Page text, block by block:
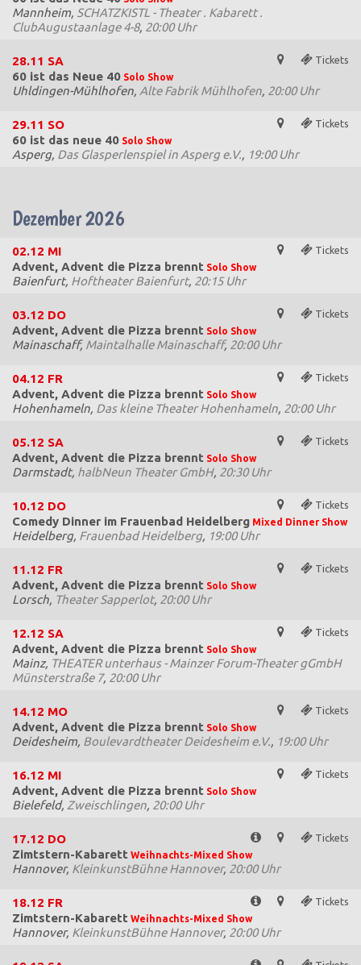
Mannheim, SCHATZKISTL - Theater . Kabarett .
ClubAugustaanlage 4-8, 20:00 Uhr
Tickets
28.11 SA
60 ist das Neue 40 Solo Show
Uhldingen-Mühlhofen, Alte Fabrik Mühlhofen, 20:00 Uhr
Tickets
29.11 SO
60 ist das neue 40 Solo Show
Asperg, Das Glasperlenspiel in Asperg e.V., 19:00 Uhr
Dezember 2026
Tickets
02.12 MI
Advent, Advent die Pizza brennt Solo Show
Baienfurt, Hoftheater Baienfurt, 20:15 Uhr
Tickets
03.12 DO
Advent, Advent die Pizza brennt Solo Show
Mainaschaff, Maintalhalle Mainaschaff, 20:00 Uhr
Tickets
04.12 FR
Advent, Advent die Pizza brennt Solo Show
Hohenhameln, Das kleine Theater Hohenhameln, 20:00 Uhr
Tickets
05.12 SA
Advent, Advent die Pizza brennt Solo Show
Darmstadt, halbNeun Theater GmbH, 20:30 Uhr
Tickets
10.12 DO
Comedy Dinner im Frauenbad Heidelberg Mixed Dinner Show
Heidelberg, Frauenbad Heidelberg, 19:00 Uhr
Tickets
11.12 FR
Advent, Advent die Pizza brennt Solo Show
Lorsch, Theater Sapperlot, 20:00 Uhr
Tickets
12.12 SA
Advent, Advent die Pizza brennt Solo Show
Mainz, THEATER unterhaus - Mainzer Forum-Theater gGmbH
Münsterstraße 7, 20:00 Uhr
Tickets
14.12 MO
Advent, Advent die Pizza brennt Solo Show
Deidesheim, Boulevardtheater Deidesheim e.V., 19:00 Uhr
Tickets
16.12 MI
Advent, Advent die Pizza brennt Solo Show
Bielefeld, Zweischlingen, 20:00 Uhr
Tickets
17.12 DO
Zimtstern-Kabarett Weihnachts-Mixed Show
Hannover, KleinkunstBühne Hannover, 20:00 Uhr
Tickets
18.12 FR
Zimtstern-Kabarett Weihnachts-Mixed Show
Hannover, KleinkunstBühne Hannover, 20:00 Uhr